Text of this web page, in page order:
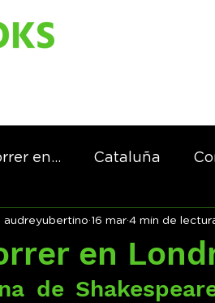
en... Cataluña
los pasos de...
en
audreyubertino 16 mar 4 min de
de